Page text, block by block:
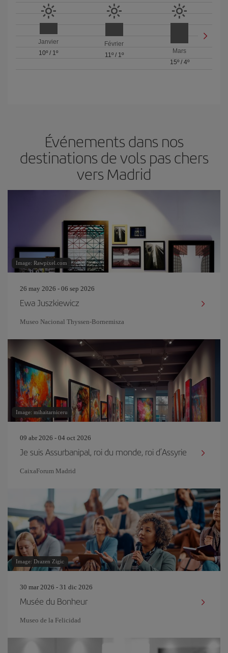
Janvier
10º / 1º
Février
11º/ 1º
Mars
15º/ 4º
Événements dans nos
destinations de vols pas chers
vers Madrid
Image: Rawpixel.com
26 may 2026 - 06 sep 2026
Ewa Juszkiewicz
Museo Nacional Thyssen-Bornemisza
Image: mihaitarniceru
09 abr 2026 - 04 oct 2026
Je suis Assurbanipal, roi du monde, roi d’Assyrie
CaixaForum Madrid
Image: Drazen Zigic
30 mar 2026 - 31 dic 2026
Musée du Bonheur
Museo de la Felicidad